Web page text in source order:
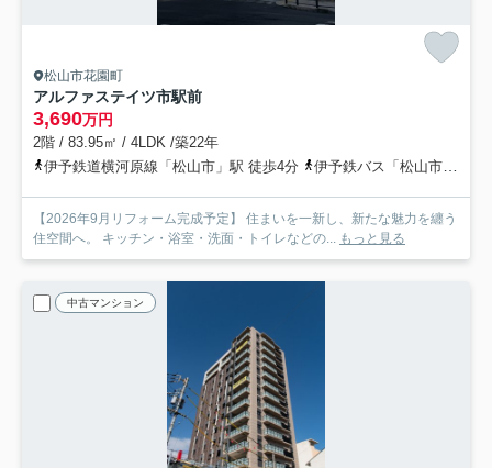
松山市花園町
アルファステイツ市駅前
3,690万円
2階 / 83.95㎡ / 4LDK /築22年
伊予鉄道横河原線「松山市」駅 徒歩4分
伊予鉄バス「松山市駅」バス停下車 徒歩4分
【2026年9月リフォーム完成予定】 住まいを一新し、新たな魅力を纏う
住空間へ。 キッチン・浴室・洗面・トイレなどの... もっと見る
中古マンション